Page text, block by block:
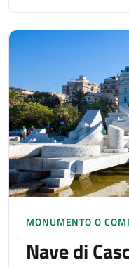
MONUMENTO O
Nave di